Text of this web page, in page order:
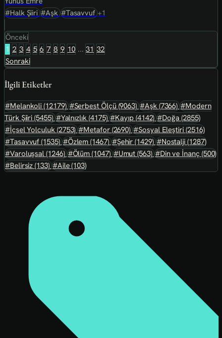
#Halk Şiiri#Aşk#Tasavvuf+1
Önceki
1 2 3 4 5 6 7 8 9 10 ... 31 32
Sonraki
İlgili Etiketler
#Melankoli(12179) #Serbest Ölçü (9063) #Aşk (7366) #Modern
Türk Şiiri(5455) #Yalnızlık (4175) #Kayıp (4142) #Doğa (2855)
#İçsel Yolculuk (2753) #Metafor (2690) #Sosyal Eleştiri (2516)
#Tasavvuf(1535) #Özlem(1467) #Şehir(1429) #Nostalji (1287)
#Varoluşsal(1246) #Ölüm(1047) #Umut(563) #Din ve İnanç (500)
#Belirsiz(133) #Aile(103)